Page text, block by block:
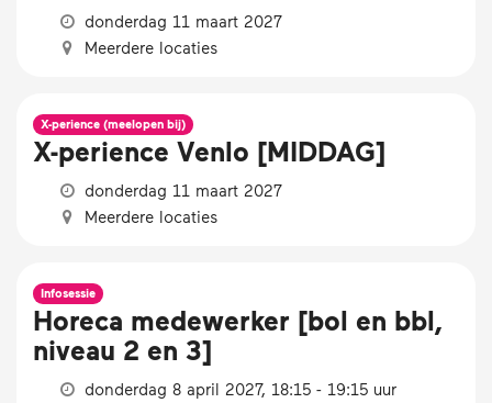
donderdag 11 maart 2027
Meerdere locaties
X-perience (meelopen bij)
X-perience Venlo [MIDDAG]
donderdag 11 maart 2027
Meerdere locaties
Infosessie
Horeca medewerker [bol en bbl,
niveau 2 en 3]
donderdag 8 april 2027, 18:15 - 19:15 uur